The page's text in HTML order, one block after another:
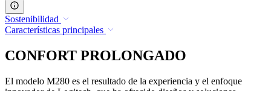
Sostenibilidad
Características principales
CONFORT PROLONGADO
El modelo M280 es el resultado de la experiencia y el enfoque